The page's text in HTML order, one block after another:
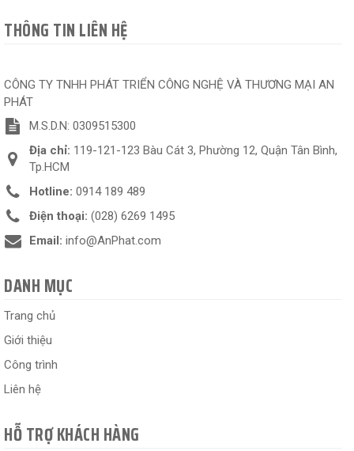
THÔNG TIN LIÊN HỆ
CÔNG TY TNHH PHÁT TRIỂN CÔNG NGHỆ VÀ THƯƠNG MẠI AN
PHÁT
M.S.D.N: 0309515300
Địa chỉ: 119-121-123 Bàu Cát 3, Phường 12, Quận Tân Bình,
Tp.HCM
Hotline: 0914 189 489
Điện thoại: (028) 6269 1495
Email: info@AnPhat.com
DANH MỤC
Trang chủ
Giới thiệu
Công trình
Liên hệ
HỖ TRỢ KHÁCH HÀNG